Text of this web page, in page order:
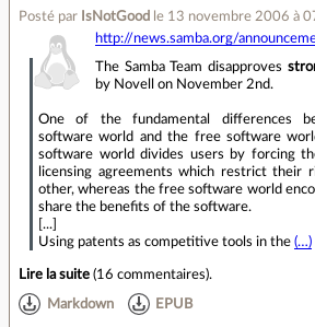
Posté par IsNotGood le 13 novembre 2006 à
http://news.samba.org/
The Samba Team disapproves
by Novell on November 2nd.
One of the fundamental differences
software world and the free software
software world divides users by forcing
licensing agreements which restrict their
other, whereas the free software world
share the benefits of the software.
[...]
Using patents as competitive tools in the (…)
Lire la suite (16 commentaires).
Markdown EPUB